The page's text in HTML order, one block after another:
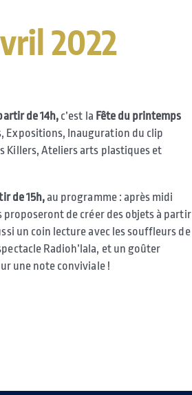
2022
de 14h, c’est la Fête du printemps
Expositions, Inauguration du clip
Killers, Ateliers arts plastiques et
de 15h,au programme : après midi
de créer des objets à partir
un coin lecture avec les souffleurs de
Radioh’lala, et un goûter
une note conviviale !